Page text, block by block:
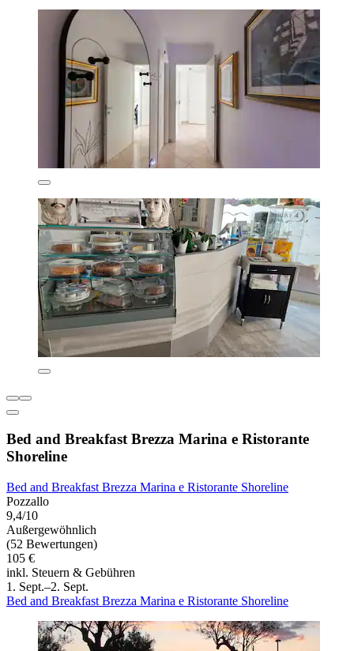
Bed and Breakfast Brezza Marina e Ristorante
Shoreline
Bed and Breakfast Brezza Marina e Ristorante Shoreline
Pozzallo
9,4/10
Außergewöhnlich
(52 Bewertungen)
105 €
inkl. Steuern & Gebühren
1. Sept.–2. Sept.
Bed and Breakfast Brezza Marina e Ristorante Shoreline